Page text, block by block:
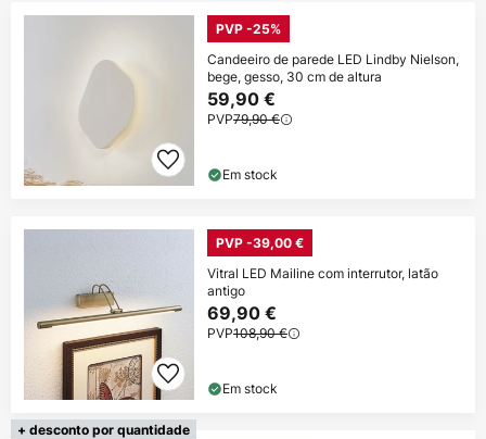
PVP -25%
Candeeiro de parede LED Lindby Nielson,
bege, gesso, 30 cm de altura
59,90 €
PVP79,90 €
Em stock
PVP -39,00 €
Vitral LED Mailine com interrutor, latão
antigo
69,90 €
PVP108,90 €
Em stock
+ desconto por quantidade